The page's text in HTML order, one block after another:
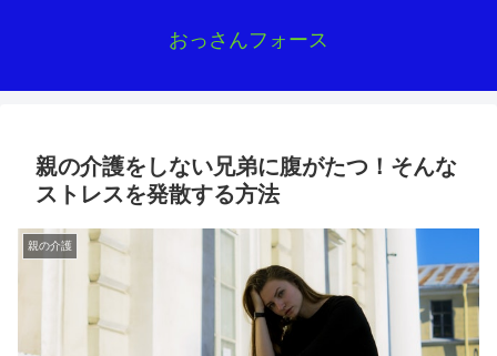
おっさんフォース
親の介護をしない兄弟に腹がたつ！そんな
ストレスを発散する方法
親の介護